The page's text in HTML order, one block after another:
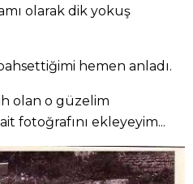
olarak dik yokuş
hemen anladı.
olan o güzelim
fotoğrafını ekleyeyim...